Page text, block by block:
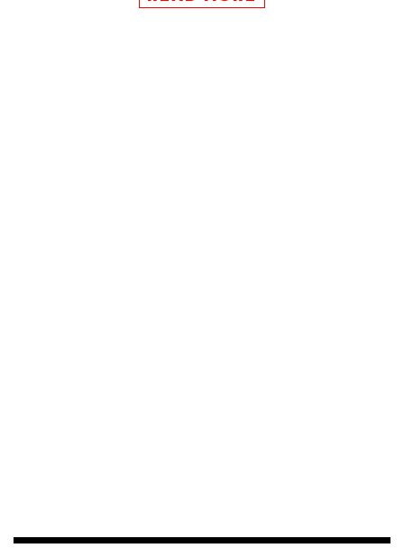
(Digital Only Version) และบางเพลงก็จะมีศิลปินมากฝีมือคน